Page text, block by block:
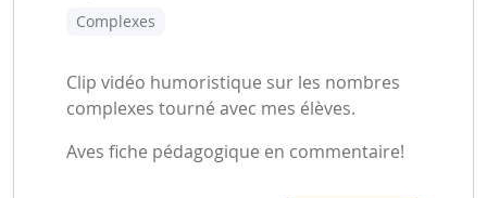
Complexes
Clip vidéo humoristique sur les nombres
complexes tourné avec mes élèves.
Aves fiche pédagogique en commentaire!